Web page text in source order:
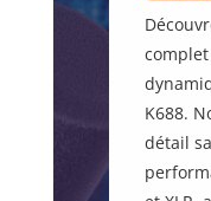
K688.
détail